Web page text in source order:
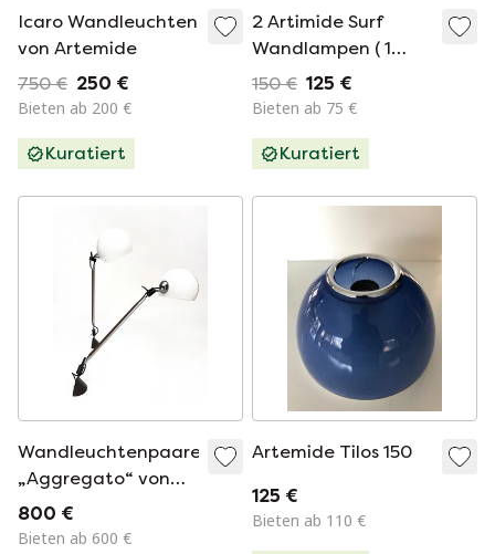
Icaro Wandleuchten
von Artemide
750 € 250 €
Bieten ab 200 €
Kuratiert
2 Artimide Surf
Wandlampen ( 1
Lampe ist kaputt )
150 € 125 €
Bieten ab 75 €
Kuratiert
Wandleuchtenpaare
„Aggregato“ von
Enzo Mari für
Artemide 1974
800 €
Bieten ab 600 €
Artemide Tilos 150
125 €
Bieten ab 110 €